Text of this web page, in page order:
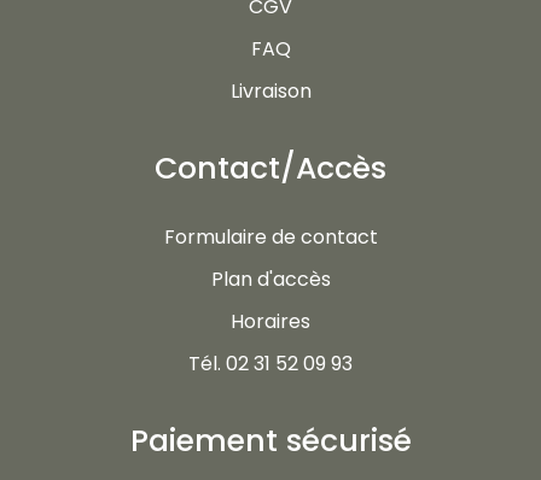
CGV
FAQ
Livraison
Contact/Accès
Formulaire de contact
Plan d'accès
Horaires
Tél. 02 31 52 09 93
Paiement sécurisé